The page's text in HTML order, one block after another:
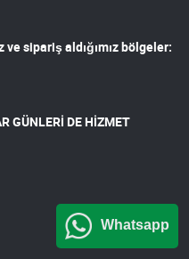
sipariş aldığımız bölgeler:
GÜNLERİ DE HİZMET
Whatsapp